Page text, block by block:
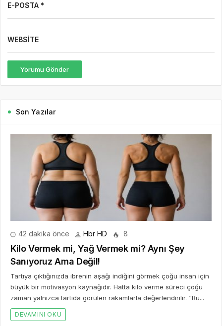
E-POSTA *
WEBSITE
Yorumu Gönder
Son Yazılar
42 dakika önce Hbr HD 8
Kilo Vermek mi, Yağ Vermek mi? Aynı Şey
Sanıyoruz Ama Değil!
Tartıya çıktığınızda ibrenin aşağı indiğini görmek çoğu insan için
büyük bir motivasyon kaynağıdır. Hatta kilo verme süreci çoğu
zaman yalnızca tartıda görülen rakamlarla değerlendirilir. “Bu...
DEVAMINI OKU